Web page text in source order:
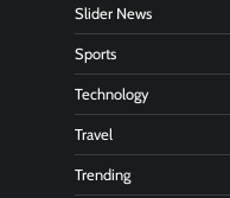
Slider News
Sports
Technology
Travel
Trending